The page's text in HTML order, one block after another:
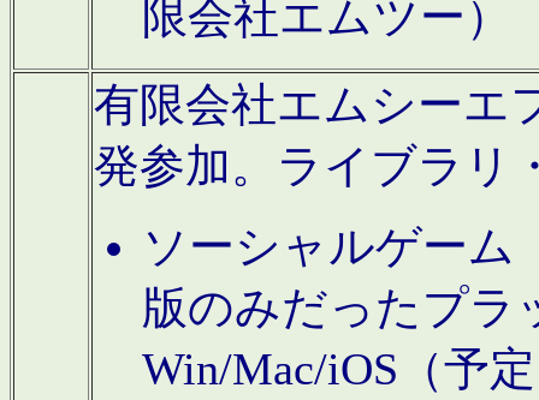
限会社エムツー）
有限会社エムシーエ
発参加。ライブラリ
ソーシャルゲーム
版のみだったプラ
Win/Mac/iOS（予